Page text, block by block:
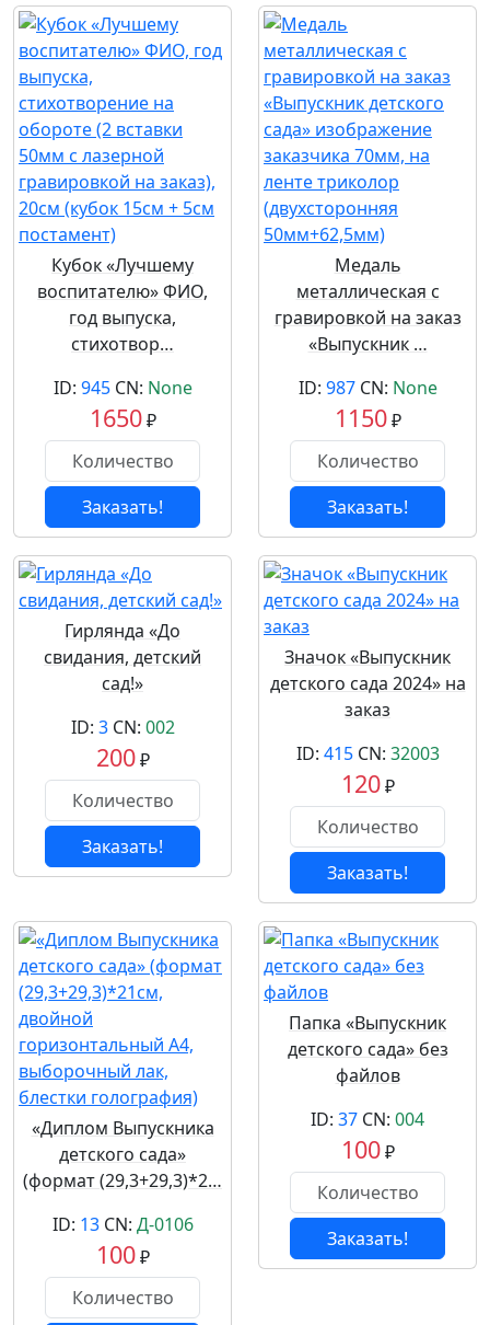
Кубок «Лучшему
воспитателю» ФИО,
год выпуска,
стихотвор…
ID: 945CN: None
1650₽
Заказать!
Медаль
металлическая с
гравировкой на заказ
«Выпускник …
ID: 987CN: None
1150₽
Заказать!
Гирлянда «До
свидания, детский
сад!»
ID: 3CN: 002
200₽
Заказать!
Значок «Выпускник
детского сада 2024» на
заказ
ID: 415CN: 32003
120₽
Заказать!
«Диплом Выпускника
детского сада»
(формат (29,3+29,3)*2…
ID: 13CN: Д-0106
100₽
Папка «Выпускник
детского сада» без
файлов
ID: 37 CN: 004
100₽
Заказать!